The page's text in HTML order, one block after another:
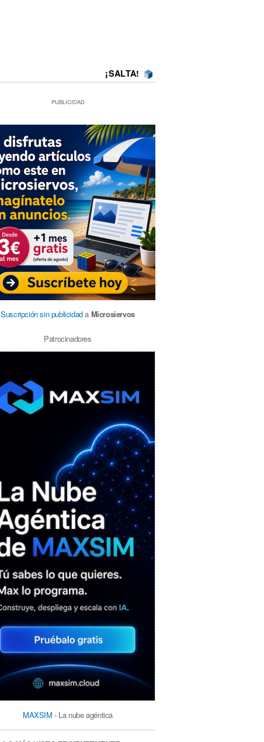
¡SALTA!
PUBLICIDAD
Suscripción sin publicidada Microsiervos
Patrocinadores
MAXSIM - La nube agéntica